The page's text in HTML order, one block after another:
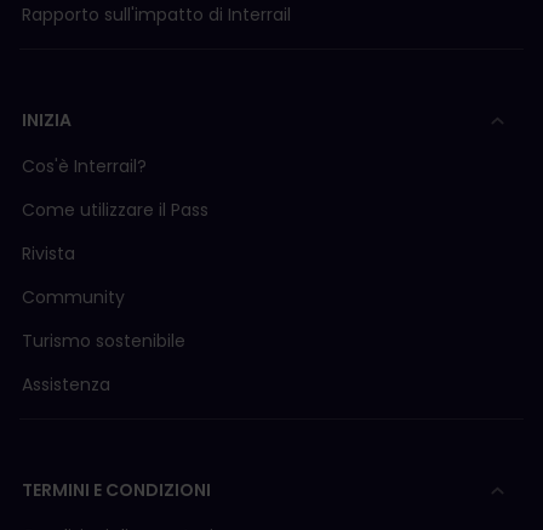
Rapporto sull'impatto di Interrail
INIZIA
Cos'è Interrail?
Come utilizzare il Pass
Rivista
Community
Turismo sostenibile
Assistenza
TERMINI E CONDIZIONI